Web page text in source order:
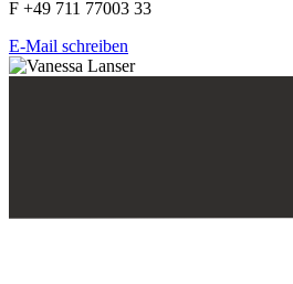
F +49 711 77003 33
E-Mail schreiben